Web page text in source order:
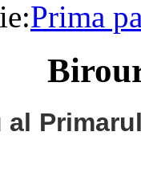
Prima